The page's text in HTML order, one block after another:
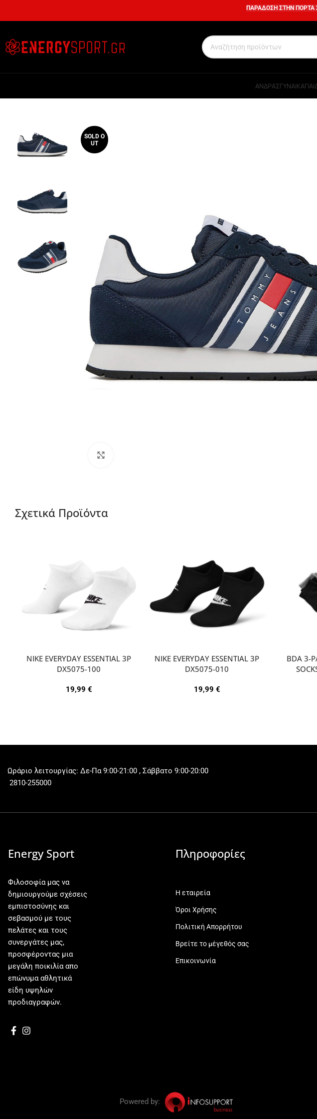
ΠΑΡΑΔΟΣΗ ΣΤΗΝ
ΑΝΔΡΑΣΓΥΝΑΙΚΑ
SOLD O
UT
Σχετικά Προϊόντα
NIKE EVERYDAY ESSENTIAL 3P
DX5075-100
19,99 €
NIKE EVERYDAY ESSENTIAL 3P
DX5075-010
19,99 €
BDA 3-
Ωράριο λειτουργίας: Δε-Πα 9:00-21:00 , Σάββατο 9:00-20:00
2810-255000
Energy Sport
Φιλοσοφία μας να
δημιουργούμε σχέσεις
εμπιστοσύνης και
σεβασμού με τους
πελάτες και τους
συνεργάτες μας,
προσφέροντας μια
μεγάλη ποικιλία απο
επώνυμα αθλητικά
είδη υψηλών
προδιαγραφών.
Πληροφορίες
Η εταιρεία
Όροι Χρήσης
Πολιτική Απορρήτου
Βρείτε το μέγεθός σας
Επικοινωνία
Powered by: